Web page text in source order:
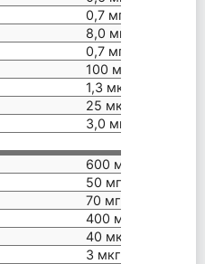
0,7 мг
8,0 мг
0,7 мг
100 мкг
1,3 мкг
25 мкг
3,0 мг
600 мг
50 мг
70 мг
400 мг
40 мкг
3 мкг